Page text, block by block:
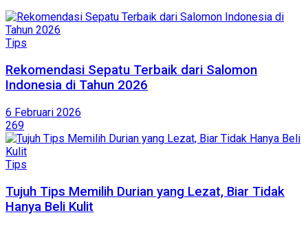
Tips
Rekomendasi Sepatu Terbaik dari Salomon
Indonesia di Tahun 2026
6 Februari 2026
269
Tips
Tujuh Tips Memilih Durian yang Lezat, Biar Tidak
Hanya Beli Kulit